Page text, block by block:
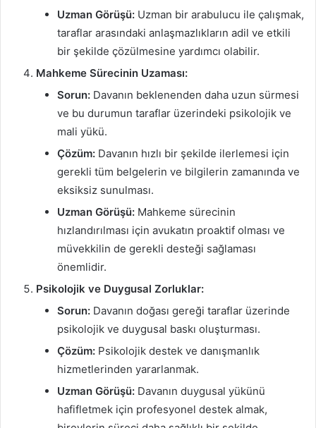
Uzman Görüşü: Uzman bir arabulucu ile çalışmak,
taraflar arasındaki anlaşmazlıkların adil ve etkili
bir şekilde çözülmesine yardımcı olabilir.
Mahkeme Sürecinin Uzaması:
Sorun: Davanın beklenenden daha uzun sürmesi
ve bu durumun taraflar üzerindeki psikolojik ve
mali yükü.
Çözüm: Davanın hızlı bir şekilde ilerlemesi için
gerekli tüm belgelerin ve bilgilerin zamanında ve
eksiksiz sunulması.
Uzman Görüşü: Mahkeme sürecinin
hızlandırılması için avukatın proaktif olması ve
müvekkilin de gerekli desteği sağlaması
önemlidir.
Psikolojik ve Duygusal Zorluklar:
Sorun: Davanın doğası gereği taraflar üzerinde
psikolojik ve duygusal baskı oluşturması.
Çözüm: Psikolojik destek ve danışmanlık
hizmetlerinden yararlanmak.
Uzman Görüşü: Davanın duygusal yükünü
hafifletmek için profesyonel destek almak,